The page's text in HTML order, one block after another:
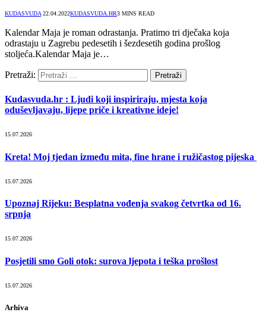
KUDASVUDA 22.04.2022KUDASVUDA.HR3 MINS READ
Kalendar Maja je roman odrastanja. Pratimo tri dječaka koja
odrastaju u Zagrebu pedesetih i šezdesetih godina prošlog
stoljeća.Kalendar Maja je…
Pretraži:
Kudasvuda.hr : Ljudi koji inspiriraju, mjesta koja
oduševljavaju, lijepe priče i kreativne ideje!
15.07.2026
Kreta! Moj tjedan između mita, fine hrane i ružičastog pijeska
15.07.2026
Upoznaj Rijeku: Besplatna vođenja svakog četvrtka od 16.
srpnja
15.07.2026
Posjetili smo Goli otok: surova ljepota i teška prošlost
15.07.2026
Arhiva